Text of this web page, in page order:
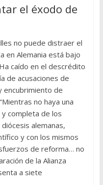
el éxodo de
no puede distraer el
en Alemania está bajo
caído en el descrédito
de acusaciones de
encubrimiento de
no haya una
completa de los
alemanas,
y con los mismos
de reforma… no
de la Alianza
a siete